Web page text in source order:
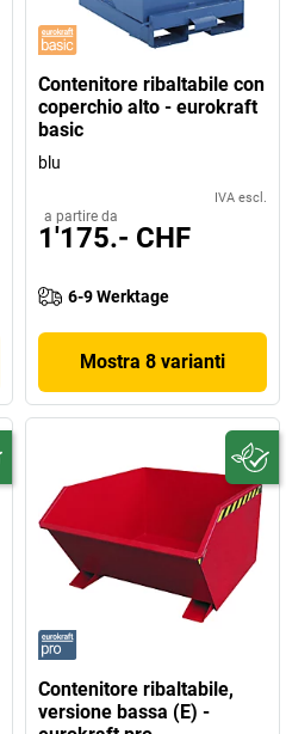
Contenitore ribaltabile con
coperchio alto - eurokraft
basic
blu
IVA escl.
a partire da
1'175.- CHF
6-9 Werktage
Mostra 8 varianti
Contenitore ribaltabile,
versione bassa (E) -